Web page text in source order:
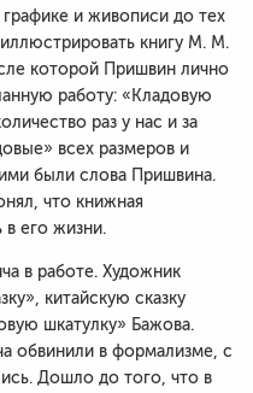
и живописи до тех
книгу М. М.
которой Пришвин лично
работу: «Кладовую
раз у нас и за
всех размеров и
были слова Пришвина.
что книжная
его жизни.
в работе. Художник
китайскую сказку
шкатулку» Бажова.
обвинили в формализме, с
Дошло до того, что в